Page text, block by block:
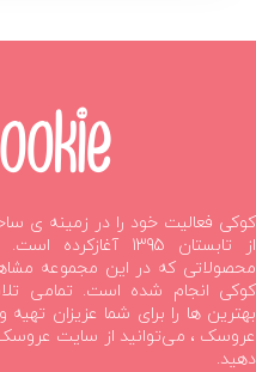
کوکی فعالیت خود را در زمینه ی
از تابستان 1395
محصولاتی که در این مجموعه
کوکی انجام شده است. تمامی
بهترین ها را برای شما عزیزان
عروسک ، می‌توانید از سایت عروسک
دهید.